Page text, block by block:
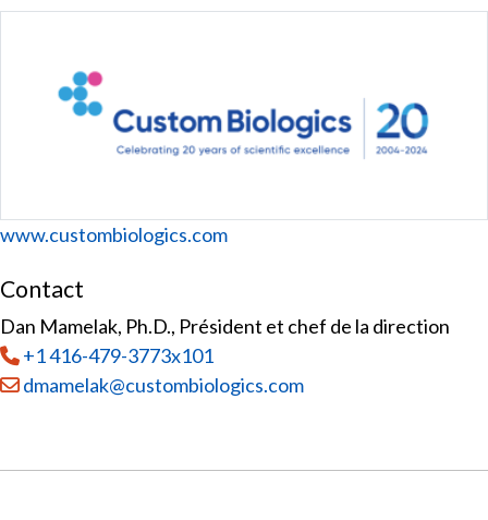
Website
www.custombiologics.com
Contact
Dan Mamelak, Ph.D., Président et chef de la direction
Tél:
+1 416-479-3773x101
Courriel :
dmamelak@custombiologics.com